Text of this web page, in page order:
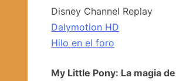
Disney Channel Replay
Dalymotion HD
Hilo en el foro
My Little Pony: La magia